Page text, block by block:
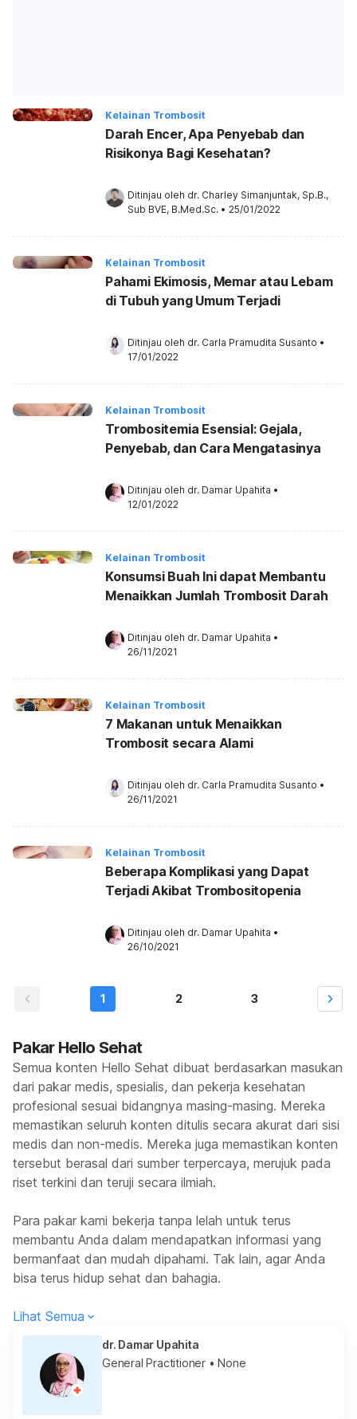
Kelainan Trombosit
Darah Encer, Apa Penyebab dan
Risikonya Bagi Kesehatan?
Ditinjau oleh dr. Charley Simanjuntak, Sp.B.,
Sub BVE, B.Med.Sc. • 25/01/2022
Kelainan Trombosit
Pahami Ekimosis, Memar atau Lebam
di Tubuh yang Umum Terjadi
Ditinjau oleh dr. Carla Pramudita Susanto •
17/01/2022
Kelainan Trombosit
Trombositemia Esensial: Gejala,
Penyebab, dan Cara Mengatasinya
Ditinjau oleh dr. Damar Upahita •
12/01/2022
Kelainan Trombosit
Konsumsi Buah Ini dapat Membantu
Menaikkan Jumlah Trombosit Darah
Ditinjau oleh dr. Damar Upahita •
26/11/2021
Kelainan Trombosit
7 Makanan untuk Menaikkan
Trombosit secara Alami
Ditinjau oleh dr. Carla Pramudita Susanto •
26/11/2021
Kelainan Trombosit
Beberapa Komplikasi yang Dapat
Terjadi Akibat Trombositopenia
Ditinjau oleh dr. Damar Upahita •
26/10/2021
1 2 3
Pakar Hello Sehat
Semua konten Hello Sehat dibuat berdasarkan masukan
dari pakar medis, spesialis, dan pekerja kesehatan
profesional sesuai bidangnya masing-masing. Mereka
memastikan seluruh konten ditulis secara akurat dari sisi
medis dan non-medis. Mereka juga memastikan konten
tersebut berasal dari sumber terpercaya, merujuk pada
riset terkini dan teruji secara ilmiah.
Para pakar kami bekerja tanpa lelah untuk terus
membantu Anda dalam mendapatkan informasi yang
bermanfaat dan mudah dipahami. Tak lain, agar Anda
bisa terus hidup sehat dan bahagia.
Lihat Semua
dr. Damar Upahita
General Practitioner • None